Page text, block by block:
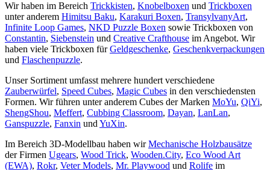
Wir haben im Bereich Trickkisten, Knobelboxen und Trickboxen
unter anderem Himitsu Baku, Karakuri Boxen, TransylvanyArt,
Infinite Loop Games, NKD Puzzle Boxen sowie Trickboxen von
Constantin, Siebenstein und Creative Crafthouse im Angebot. Wir
haben viele Trickboxen fürGeldgeschenke, Geschenkverpackungen
und Flaschenpuzzle.
Unser Sortiment umfasst mehrere hundert verschiedene
Zauberwürfel, Speed Cubes, Magic Cubes in den verschiedensten
Formen. Wir führen unter anderem Cubes der Marken MoYu, QiYi,
ShengShou, Meffert, Cubbing Classroom, Dayan, LanLan,
Ganspuzzle, Fanxin und YuXin.
Im Bereich 3D-Modellbau haben wirMechanische Holzbausätze
der Firmen Ugears, Wood Trick, Wooden.City, Eco Wood Art
(EWA), Rokr, Veter Models, Mr. Playwood und Rolife im